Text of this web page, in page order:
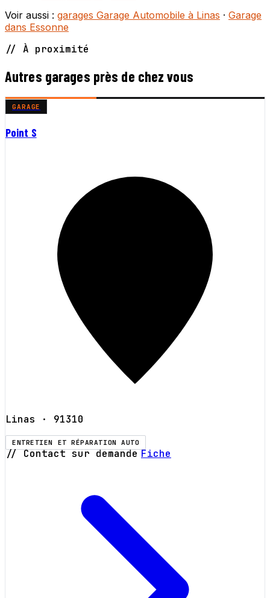
Voir aussi : garages Garage Automobile à Linas · Garage
dans Essonne
// À proximité
Autres garages près de chez vous
GARAGE
Point S
Linas · 91310
ENTRETIEN ET RÉPARATION AUTO
// Contact sur demande Fiche